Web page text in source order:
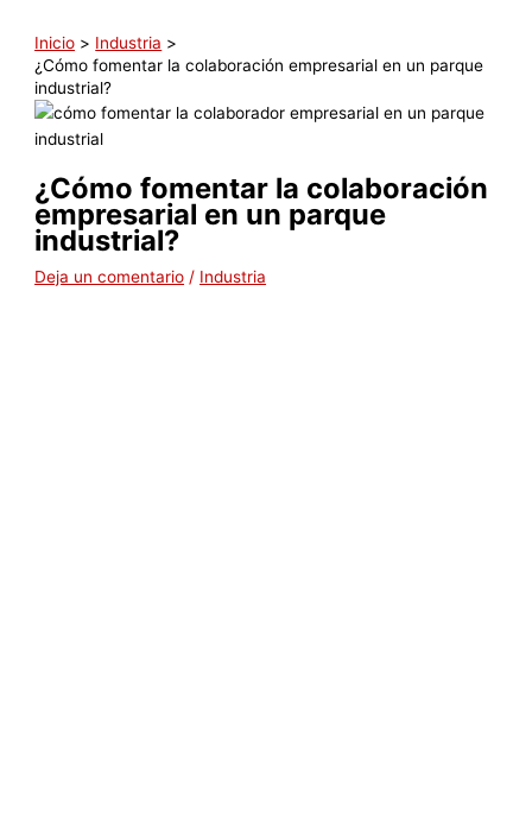
Inicio
Industria
¿Cómo fomentar la colaboración empresarial en un parque
industrial?
¿Cómo fomentar la colaboración
empresarial en un parque
industrial?
Deja un comentario / Industria